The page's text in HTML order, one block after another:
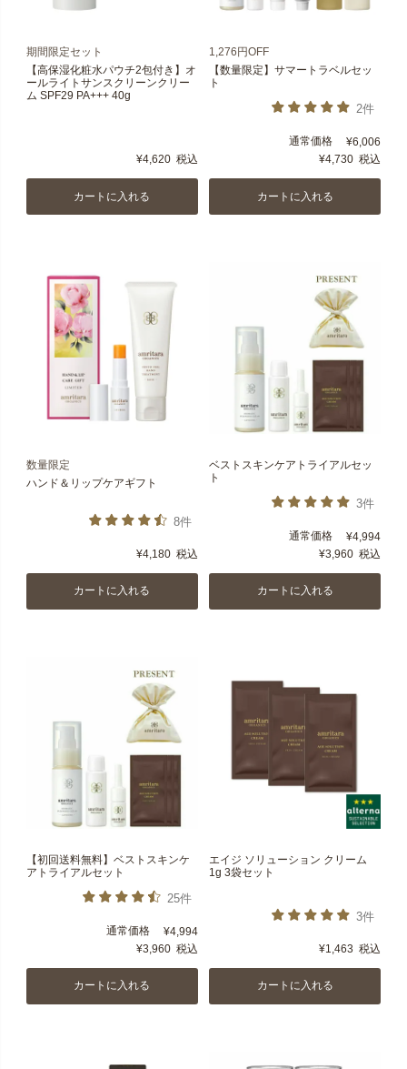
期間限定セット
【高保湿化粧水パウチ2包付き】オ
ールライトサンスクリーンクリー
ム SPF29 PA+++ 40g
¥4,620 税込
カートに入れる
1,276円OFF
【数量限定】サマートラベルセッ
ト
2件
通常価格 ¥6,006
¥4,730 税込
カートに入れる
数量限定
ハンド＆リップケアギフト
8件
¥4,180 税込
カートに入れる
ベストスキンケアトライアルセッ
ト
3件
通常価格 ¥4,994
¥3,960 税込
カートに入れる
【初回送料無料】ベストスキンケ
アトライアルセット
25件
通常価格 ¥4,994
¥3,960 税込
カートに入れる
エイジ ソリューション クリーム
1g 3袋セット
3件
¥1,463 税込
カートに入れる